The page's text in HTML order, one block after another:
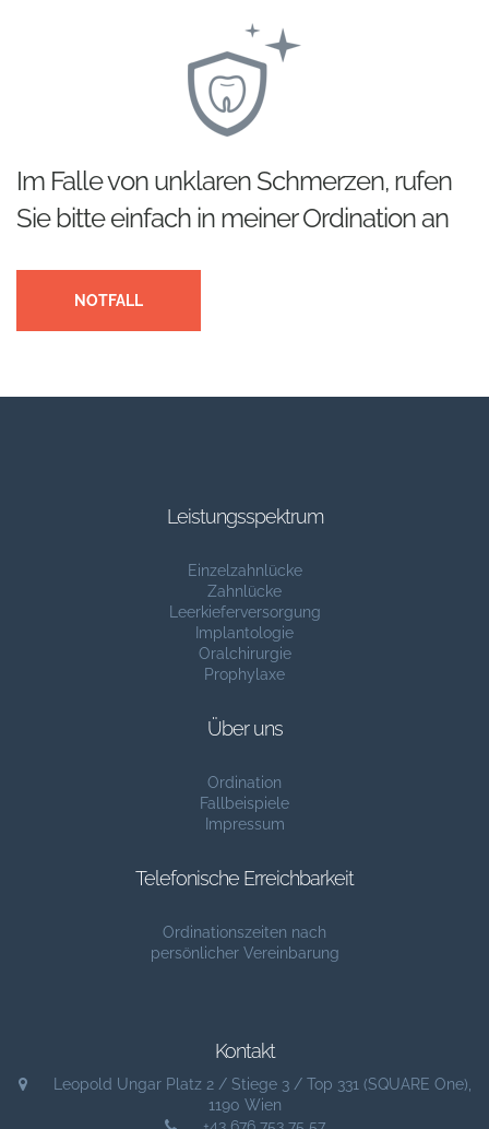
Im Falle von unklaren Schmerzen, rufen
Sie bitte einfach in meiner Ordination an
NOTFALL
Leistungsspektrum
Einzelzahnlücke
Zahnlücke
Leerkieferversorgung
Implantologie
Oralchirurgie
Prophylaxe
Über uns
Ordination
Fallbeispiele
Impressum
Telefonische Erreichbarkeit
Ordinationszeiten nach
persönlicher Vereinbarung
Kontakt
Leopold Ungar Platz 2 / Stiege 3 / Top 331 (SQUARE One),
1190 Wien